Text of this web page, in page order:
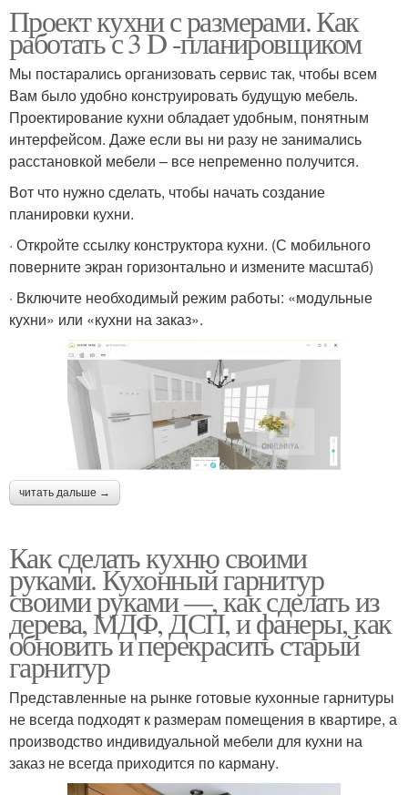
Проект кухни с размерами. Как
работать с 3 D -планировщиком
Мы постарались организовать сервис так, чтобы всем
Вам было удобно конструировать будущую мебель.
Проектирование кухни обладает удобным, понятным
интерфейсом. Даже если вы ни разу не занимались
расстановкой мебели – все непременно получится.
Вот что нужно сделать, чтобы начать создание
планировки кухни.
· Откройте ссылку конструктора кухни. (С мобильного
поверните экран горизонтально и измените масштаб)
· Включите необходимый режим работы: «модульные
кухни» или «кухни на заказ».
читать дальше →
Как сделать кухню своими
руками. Кухонный гарнитур
своими руками —, как сделать из
дерева, МДФ, ДСП, и фанеры, как
обновить и перекрасить старый
гарнитур
Представленные на рынке готовые кухонные гарнитуры
не всегда подходят к размерам помещения в квартире, а
производство индивидуальной мебели для кухни на
заказ не всегда приходится по карману.